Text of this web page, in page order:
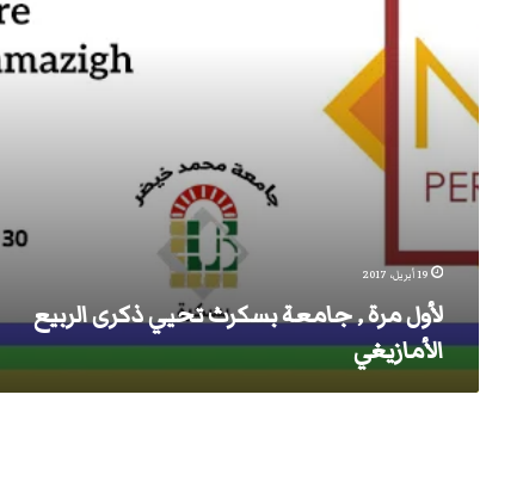
الأمازيغي
19 أبريل، 2017
لأول مرة , جامعة بسكرث تحيي ذكرى الربيع
الأمازيغي